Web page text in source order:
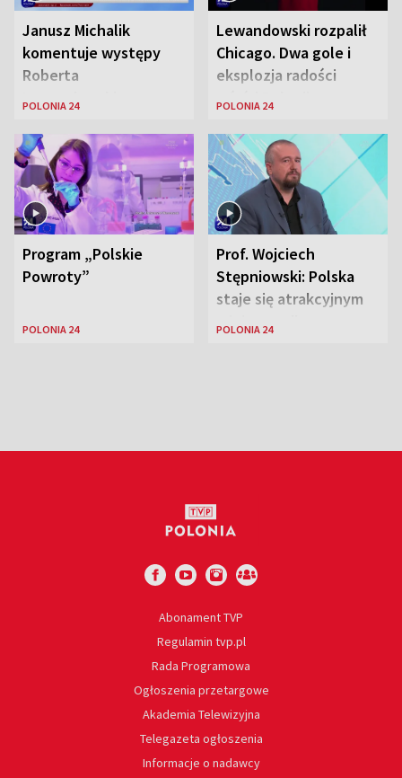
Janusz Michalik
komentuje występy
Roberta
Lewandowskiego w
Zjednoczonych
POLONIA 24
Lewandowski rozpalił
Chicago. Dwa gole i
eksplozja radości
wśród Polonii
POLONIA 24
Program „Polskie
Powroty”
POLONIA 24
Prof. Wojciech
Stępniowski: Polska
staje się atrakcyjnym
miejscem dla
POLONIA 24
Abonament TVP
Regulamin tvp.pl
Rada Programowa
Ogłoszenia przetargowe
Akademia Telewizyjna
Telegazeta ogłoszenia
Informacje o nadawcy